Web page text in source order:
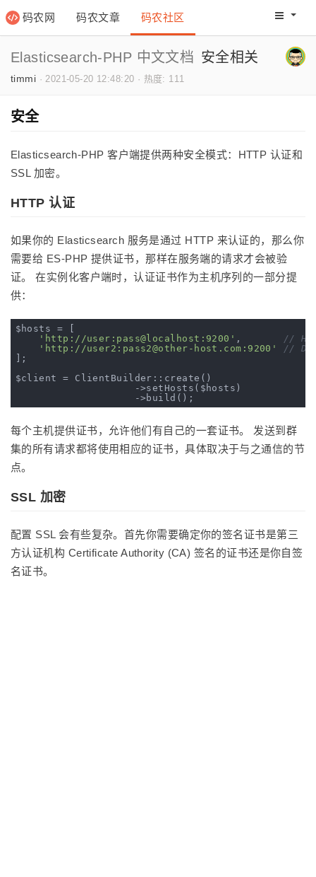
码农网 码农文章 码农社区 码农网
Elasticsearch-PHP 中文文档 安全相关
timmi ·2021-05-20 12:48:20 · 热度: 111
安全
Elasticsearch-PHP 客户端提供两种安全模式：HTTP 认证和
SSL 加密。
HTTP 认证
如果你的 Elasticsearch 服务是通过 HTTP 来认证的，那么你
需要给 ES-PHP 提供证书，那样在服务端的请求才会被验
证。 在实例化客户端时，认证证书作为主机序列的一部分提
供：
$hosts = [
'http://user:pass@localhost:9200' ,
//
'http://user2:pass2@other-host.com:9200'
//
];
$client = ClientBuilder::create()
                    ->setHosts($hosts)
每个主机提供证书，允许他们有自己的一套证书。 发送到群
集的所有请求都将使用相应的证书，具体取决于与之通信的节
点。
SSL 加密
配置 SSL 会有些复杂。首先你需要确定你的签名证书是第三
方认证机构 Certificate Authority (CA) 签名的证书还是你自签
名证书。